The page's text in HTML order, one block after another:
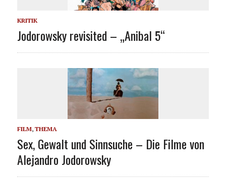
KRITIK
Jodorowsky revisited – „Anibal 5“
FILM, THEMA
Sex, Gewalt und Sinnsuche – Die Filme von
Alejandro Jodorowsky